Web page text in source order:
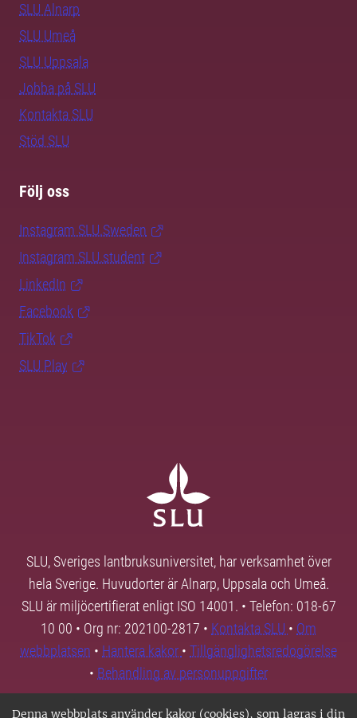
Denna webbplats använder kakor (cookies), som lagras i din
SLU Alnarp
SLU Umeå
SLU Uppsala
Jobba på SLU
Kontakta SLU
Stöd SLU
Följ oss
Instagram SLU.Sweden
Instagram SLU.student
LinkedIn
Facebook
TikTok
SLU Play
SLU, Sveriges lantbruksuniversitet, har verksamhet över
hela Sverige. Huvudorter är Alnarp, Uppsala och Umeå.
SLU är miljöcertifierat enligt ISO 14001. • Telefon: 018-67
10 00 • Org nr: 202100-2817 • Kontakta SLU • Om
webbplatsen • Hantera kakor • Tillgänglighetsredogörelse
• Behandling av personuppgifter